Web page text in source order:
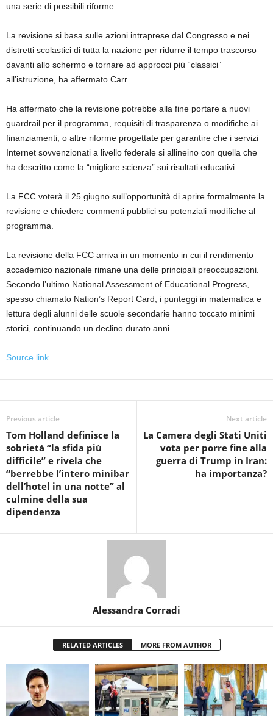
una serie di possibili riforme.
La revisione si basa sulle azioni intraprese dal Congresso e nei
distretti scolastici di tutta la nazione per ridurre il tempo trascorso
davanti allo schermo e tornare ad approcci più “classici”
all’istruzione, ha affermato Carr.
Ha affermato che la revisione potrebbe alla fine portare a nuovi
guardrail per il programma, requisiti di trasparenza o modifiche ai
finanziamenti, o altre riforme progettate per garantire che i servizi
Internet sovvenzionati a livello federale si allineino con quella che
ha descritto come la “migliore scienza” sui risultati educativi.
La FCC voterà il 25 giugno sull’opportunità di aprire formalmente la
revisione e chiedere commenti pubblici su potenziali modifiche al
programma.
La revisione della FCC arriva in un momento in cui il rendimento
accademico nazionale rimane una delle principali preoccupazioni.
Secondo l’ultimo National Assessment of Educational Progress,
spesso chiamato Nation’s Report Card, i punteggi in matematica e
lettura degli alunni delle scuole secondarie hanno toccato minimi
storici, continuando un declino durato anni.
Source link
Previous article
Tom Holland definisce la
sobrietà “la sfida più
difficile” e rivela che
“berrebbe l’intero minibar
dell’hotel in una notte” al
culmine della sua
dipendenza
Next article
La Camera degli Stati Uniti
vota per porre fine alla
guerra di Trump in Iran:
ha importanza?
Alessandra Corradi
RELATED ARTICLES MORE FROM AUTHOR